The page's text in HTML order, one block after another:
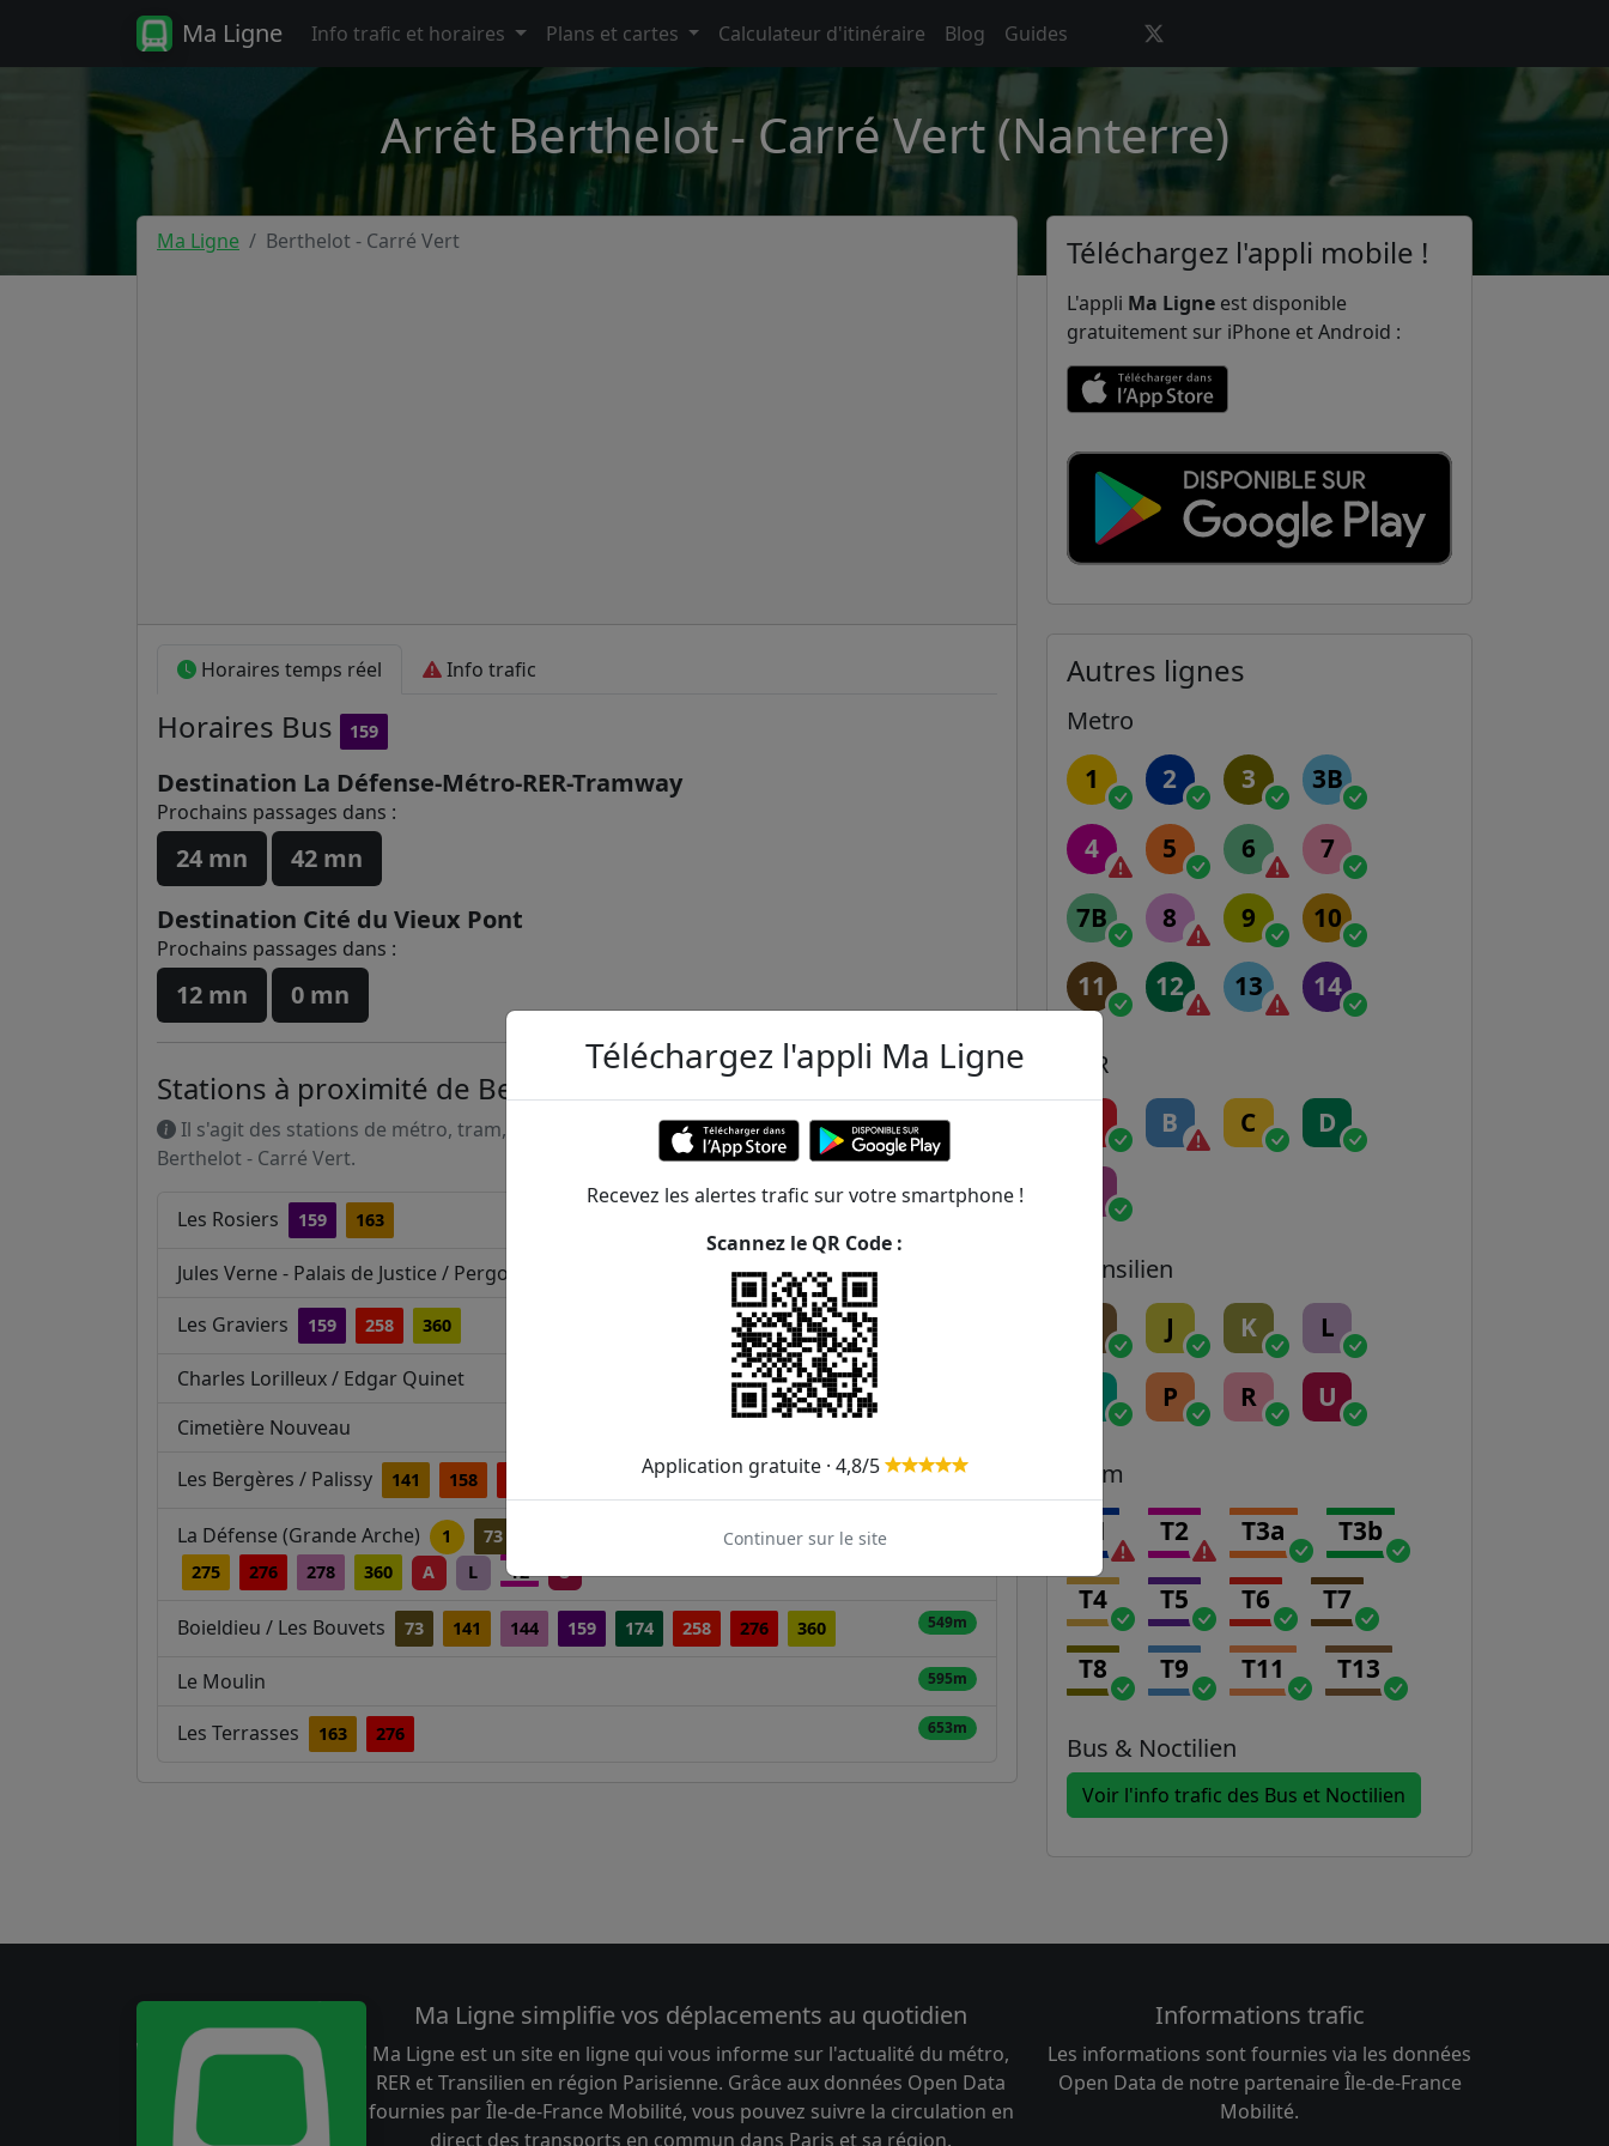
Ma Ligne Info trafic et horaires Plans et cartes Calculateur d'itinéraire Blog Guides
Arrêt Berthelot - Carré Vert (Nanterre)
Ma Ligne Berthelot - Carré Vert
Horaires temps réel Info trafic
Horaires Bus 159
Destination La Défense-Métro-RER-Tramway
Prochains passages dans :
24 mn
42 mn
Destination Cité du Vieux Pont
Prochains passages dans :
12 mn 0 mn
Stations à proximité de Berthelot - Carré Vert
Il s'agit des stations de métro, tram, RER et transilien situées à moins de 1km de la gare
Berthelot - Carré Vert.
Les Rosiers 159 163 141m
Jules Verne - Palais de Justice / Pergola
Les Graviers 159 258 360
Charles Lorilleux / Edgar Quinet
Cimetière Nouveau
Les Bergères / Palissy 141 158 547m
La Défense (Grande Arche) 1 73 174 178
258
275
276 278 360 A L T2 U
Boieldieu / Les Bouvets 73 141 144 159 174 258 276 360 549m
Le Moulin 595m
Les Terrasses 163 276 653m
Téléchargez l'appli mobile !
L'appli Ma Ligne est disponible
gratuitement sur iPhone et Android :
Autres lignes
Metro
1 2 3 3B
4 5 6 7
7B 8 9 10
11 12 13 14
RER
B C D
Transilien
J K L
P R U
Tram
T1 T2 T3a T3b
T4 T5 T6 T7
T8 T9 T11 T13
Bus & Noctilien
Voir l'info trafic des Bus et Noctilien
Ma Ligne simplifie vos déplacements au quotidien
Ma Ligne est un site en ligne qui vous informe sur l'actualité du métro,
RER et Transilien en région Parisienne. Grâce aux données Open Data
fournies par Île-de-France Mobilité, vous pouvez suivre la circulation en
direct des transports en commun dans Paris et sa région.
Informations trafic
Les informations sont fournies via les données
Open Data de notre partenaire Île-de-France
Mobilité.
Téléchargez l'appli Ma Ligne
Recevez les alertes trafic sur votre smartphone !
Scannez le QR Code :
Application gratuite · 4,8/5
Continuer sur le site